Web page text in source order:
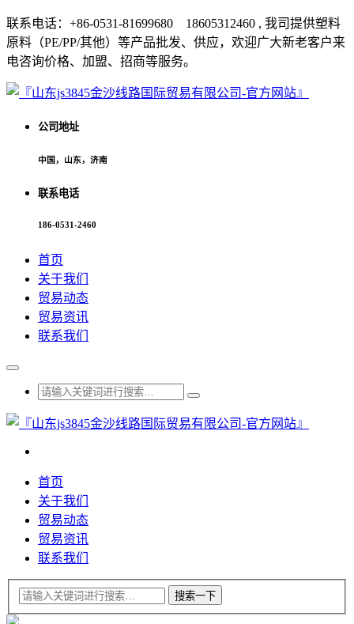
联系电话：+86-0531-81699680 18605312460 , 我司提供塑料
原料（PE/PP/其他）等产品批发、供应，欢迎广大新老客户来
电咨询价格、加盟、招商等服务。
公司地址
中国，山东，济南
联系电话
186-0531-2460
首页
关于我们
贸易动态
贸易资讯
联系我们
首页
关于我们
贸易动态
贸易资讯
联系我们